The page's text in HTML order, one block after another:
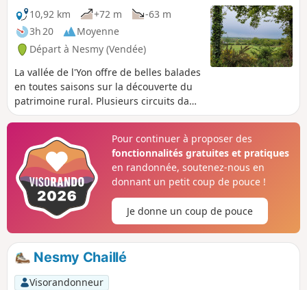
10,92 km +72 m
-63 m
3h 20
Moyenne
Départ à Nesmy (Vendée)
La vallée de l'Yon offre de belles balades
en toutes saisons sur la découverte du
patrimoine rural. Plusieurs circuits dans
cette vallée bocagère. Remarque
randonnée peut se révéler difficile, à
éviter donc.
Pour continuer à proposer des
fonctionnalités gratuites et pratiques
en randonnée, soutenez-nous en
donnant un petit coup de pouce !
Je donne un coup de pouce
Nesmy Chaillé
Visorandonneur